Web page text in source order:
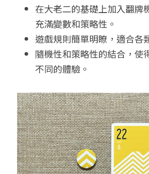
在大老二的基礎上加入翻牌
充滿變數和策略性。
遊戲規則簡單明瞭，適合各
隨機性和策略性的結合，使
不同的體驗。